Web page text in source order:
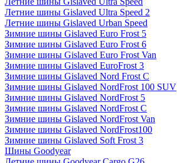
Летние шины Gislaved Ultra Speed 2
Летние шины Gislaved Urban Speed
Зимние шины Gislaved Euro Frost 5
Зимние шины Gislaved Euro Frost 6
Зимние шины Gislaved Euro Frost Van
Зимние шины Gislaved EuroFrost 3
Зимние шины Gislaved Nord Frost C
Зимние шины Gislaved NordFrost 100 SUV
Зимние шины Gislaved NordFrost 5
Зимние шины Gislaved NordFrost C
Зимние шины Gislaved NordFrost Van
Зимние шины Gislaved NordFrost100
Зимние шины Gislaved Soft Frost 3
Шины Goodyear